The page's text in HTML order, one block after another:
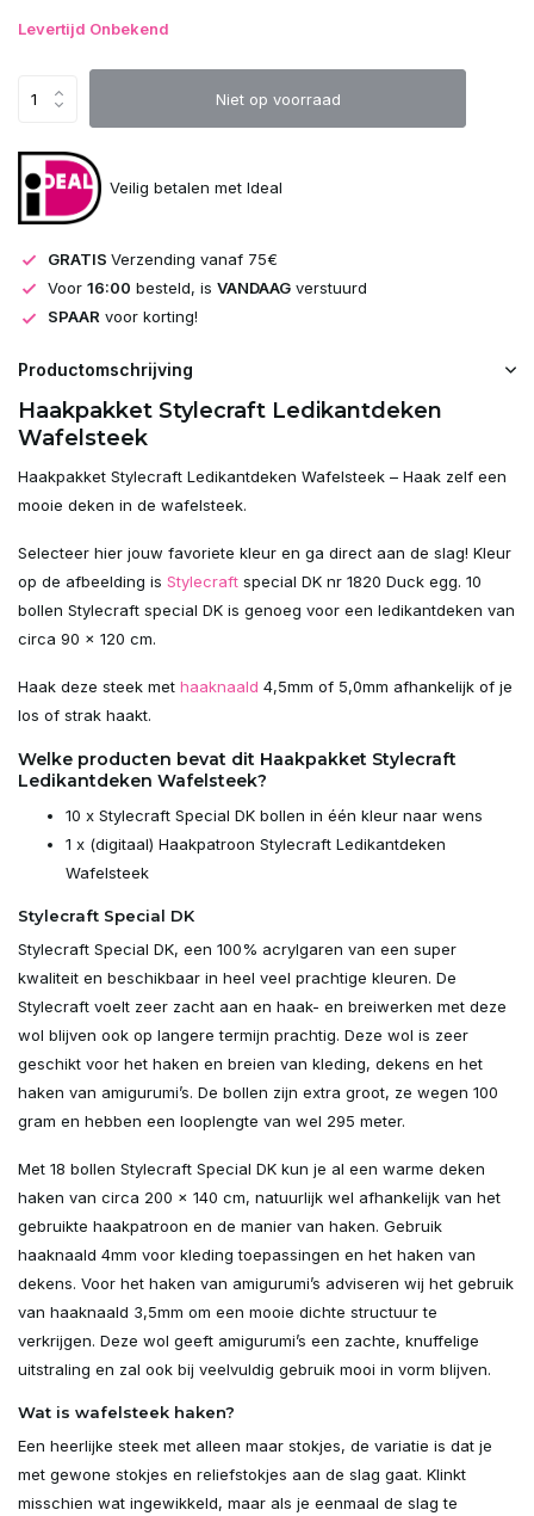
Uitverkocht
Uitverkocht
Uitverkocht
Uitverkocht
Uitverkocht
Uitverkocht
Uitverkocht
Uitverkocht
Uitverkocht
Uitverkocht
Uitverkocht
Levertijd Onbekend
Niet op voorraad
Veilig betalen met Ideal
GRATIS Verzending vanaf 75€
Voor 16:00 besteld, is VANDAAG verstuurd
SPAAR voor korting!
Productomschrijving
Haakpakket Stylecraft Ledikantdeken
Wafelsteek
Haakpakket Stylecraft Ledikantdeken Wafelsteek – Haak zelf een
mooie deken in de wafelsteek.
Selecteer hier jouw favoriete kleur en ga direct aan de slag! Kleur
op de afbeelding is Stylecraft special DK nr 1820 Duck egg. 10
bollen Stylecraft special DK is genoeg voor een ledikantdeken van
circa 90 x 120 cm.
Haak deze steek met haaknaald 4,5mm of 5,0mm afhankelijk of je
los of strak haakt.
Welke producten bevat dit Haakpakket Stylecraft
Ledikantdeken Wafelsteek?
10 x Stylecraft Special DK bollen in één kleur naar wens
1 x (digitaal) Haakpatroon Stylecraft Ledikantdeken
Wafelsteek
Stylecraft Special DK
Stylecraft Special DK, een 100% acrylgaren van een super
kwaliteit en beschikbaar in heel veel prachtige kleuren. De
Stylecraft voelt zeer zacht aan en haak- en breiwerken met deze
wol blijven ook op langere termijn prachtig. Deze wol is zeer
geschikt voor het haken en breien van kleding, dekens en het
haken van amigurumi’s. De bollen zijn extra groot, ze wegen 100
gram en hebben een looplengte van wel 295 meter.
Met 18 bollen Stylecraft Special DK kun je al een warme deken
haken van circa 200 x 140 cm, natuurlijk wel afhankelijk van het
gebruikte haakpatroon en de manier van haken. Gebruik
haaknaald 4mm voor kleding toepassingen en het haken van
dekens. Voor het haken van amigurumi’s adviseren wij het gebruik
van haaknaald 3,5mm om een mooie dichte structuur te
verkrijgen. Deze wol geeft amigurumi’s een zachte, knuffelige
uitstraling en zal ook bij veelvuldig gebruik mooi in vorm blijven.
Wat is wafelsteek haken?
Een heerlijke steek met alleen maar stokjes, de variatie is dat je
met gewone stokjes en reliefstokjes aan de slag gaat. Klinkt
misschien wat ingewikkeld, maar als je eenmaal de slag te